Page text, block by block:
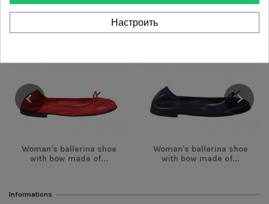
Woman's ballerina shoe
with bow made of...
Woman's ballerina shoe
with bow made of...
-28,00 €
Informations
Настроить